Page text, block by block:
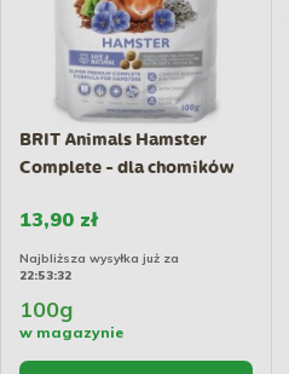
BRIT Animals Hamster
Complete - dla chomików
13,90 zł
Najbliższa wysyłka już za
22:53:31
100g
w magazynie